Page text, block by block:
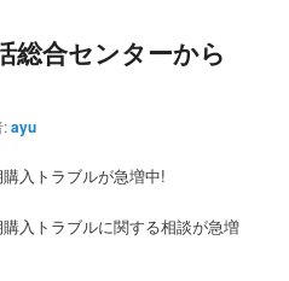
総合センターから
:ayu
入トラブルが急増中!
入トラブルに関する相談が急増